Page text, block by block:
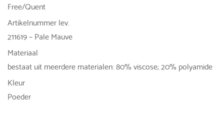
Free/Quent
Artikelnummer lev.
211619 – Pale Mauve
Materiaal
bestaat uit meerdere materialen: 80% viscose; 20% polyamide
Kleur
Poeder